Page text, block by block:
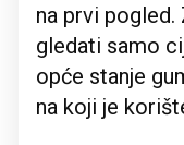
na prvi
gledati samo
opće stanje
na koji je